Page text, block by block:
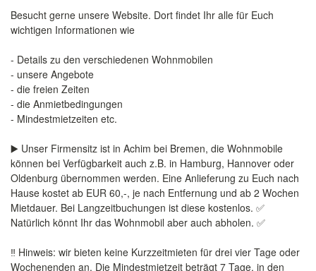
Besucht gerne unsere Website. Dort findet Ihr alle für Euch
wichtigen Informationen wie
- Details zu den verschiedenen Wohnmobilen
- unsere Angebote
- die freien Zeiten
- die Anmietbedingungen
- Mindestmietzeiten etc.
▶️ Unser Firmensitz ist in Achim bei Bremen, die Wohnmobile
können bei Verfügbarkeit auch z.B. in Hamburg, Hannover oder
Oldenburg übernommen werden. Eine Anlieferung zu Euch nach
Hause kostet ab EUR 60,-, je nach Entfernung und ab 2 Wochen
Mietdauer. Bei Langzeitbuchungen ist diese kostenlos. ✅
Natürlich könnt Ihr das Wohnmobil aber auch abholen. ✅
‼️ Hinweis: wir bieten keine Kurzzeitmieten für drei vier Tage oder
Wochenenden an. Die Mindestmietzeit beträgt 7 Tage, in den